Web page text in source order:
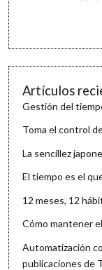
Artículos
Gestión del
Toma el control
La sencillez
El tiempo es el
12 meses, 12
Cómo mantener
Automatización
publicaciones de